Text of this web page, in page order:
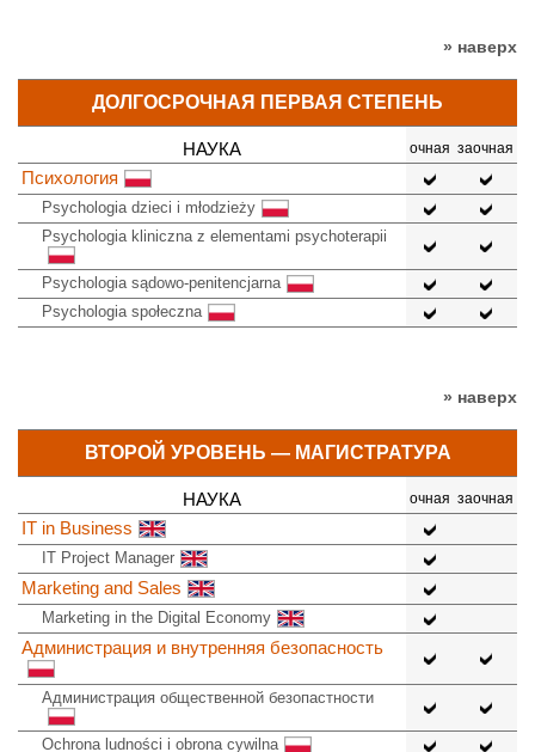
» наверх
ДОЛГОСРОЧНАЯ ПЕРВАЯ СТЕПЕНЬ
НАУКА очная заочная
Психология
Psychologia dzieci i młodzieży
Psychologia kliniczna z elementami psychoterapii
Psychologia sądowo-penitencjarna
Psychologia społeczna
» наверх
ВТОРОЙ УРОВЕНЬ — МАГИСТРАТУРА
НАУКА очная заочная
IT in Business
IT Project Manager
Marketing and Sales
Marketing in the Digital Economy
Администрация и внутренняя безопасность
Администрация общественной безопастности
Ochrona ludności i obrona cywilna